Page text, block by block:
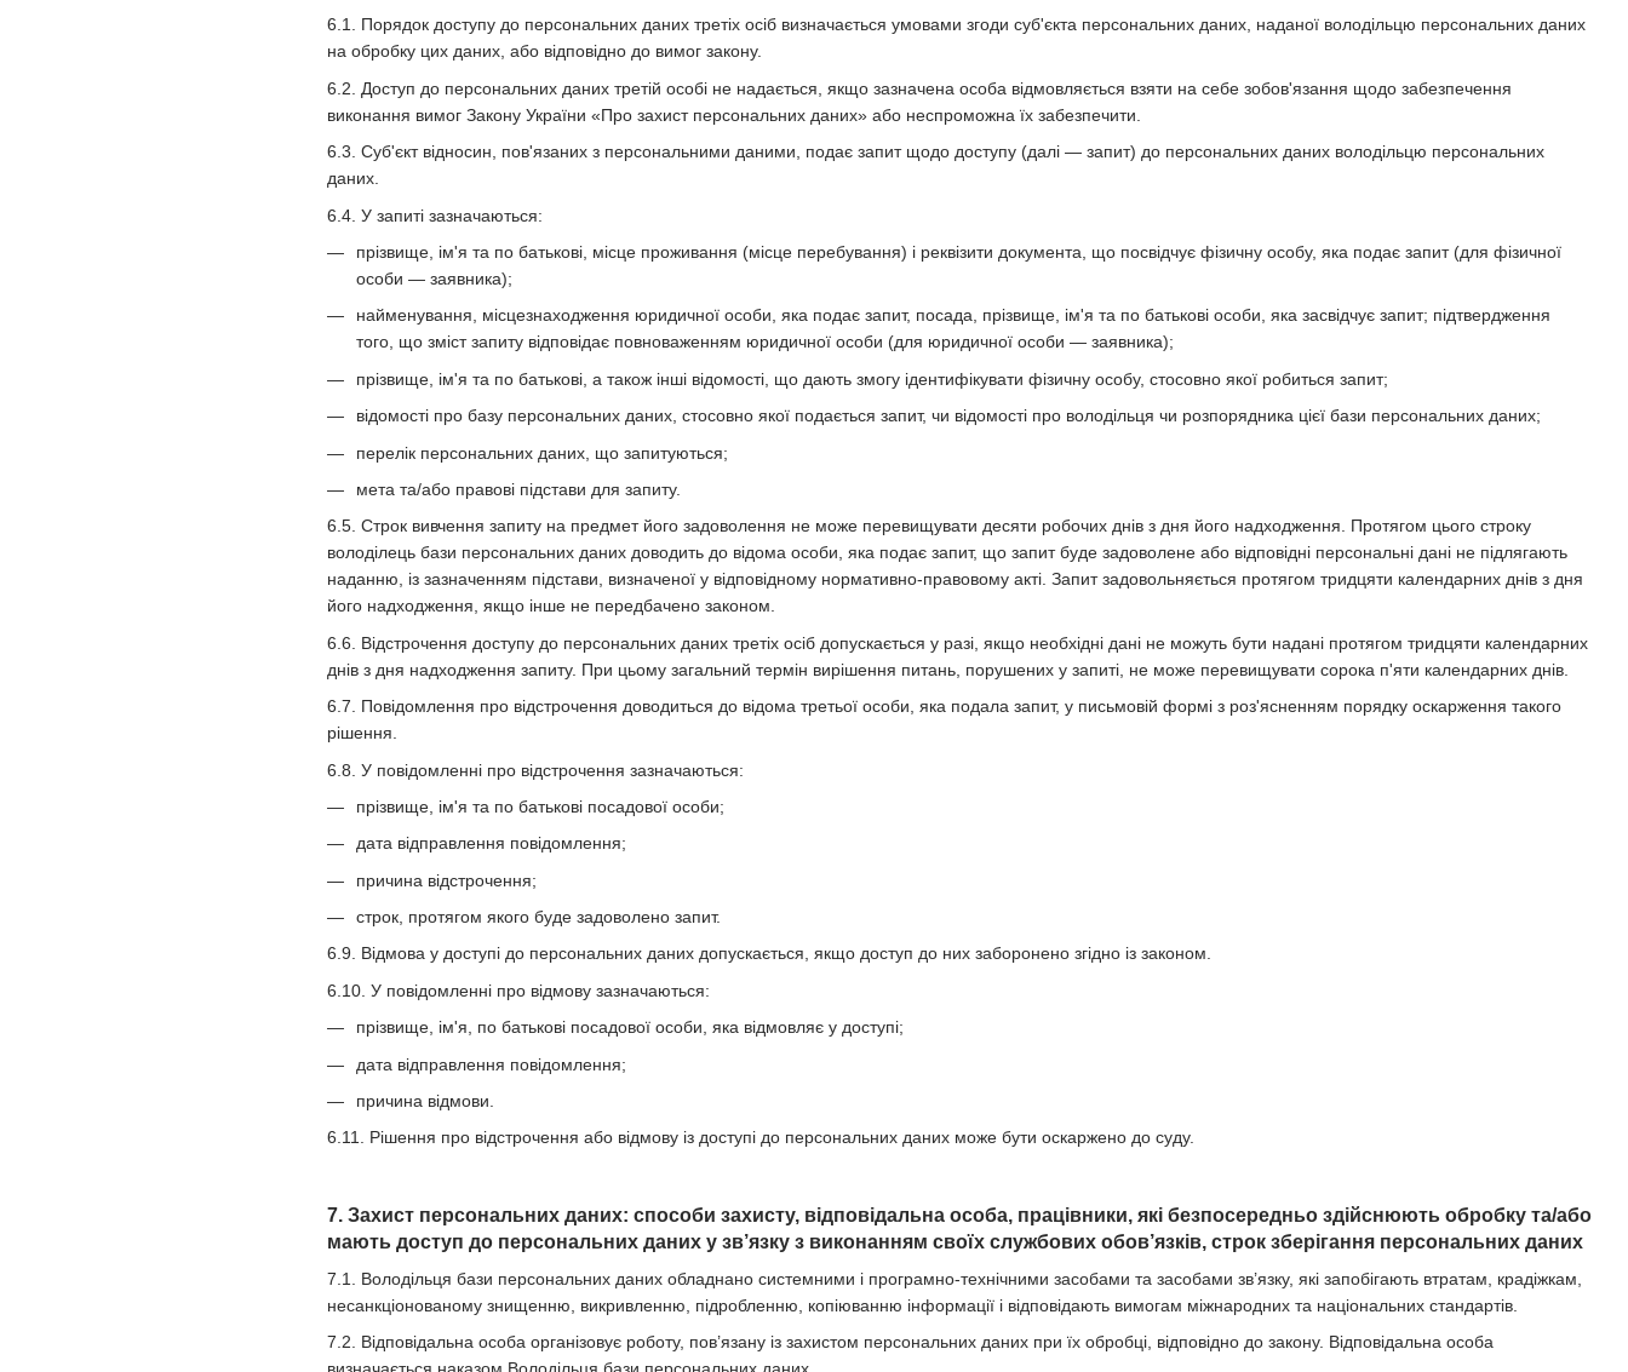
6.1. Порядок доступу до персональних даних третіх осіб визначається умовами згоди суб'єкта персональних даних, наданої володільцю персональних даних
на обробку цих даних, або відповідно до вимог закону.
6.2. Доступ до персональних даних третій особі не надається, якщо зазначена особа відмовляється взяти на себе зобов'язання щодо забезпечення
виконання вимог Закону України «Про захист персональних даних» або неспроможна їх забезпечити.
6.3. Суб'єкт відносин, пов'язаних з персональними даними, подає запит щодо доступу (далі — запит) до персональних даних володільцю персональних
даних.
6.4. У запиті зазначаються:
прізвище, ім'я та по батькові, місце проживання (місце перебування) і реквізити документа, що посвідчує фізичну особу, яка подає запит (для фізичної
особи — заявника);
найменування, місцезнаходження юридичної особи, яка подає запит, посада, прізвище, ім'я та по батькові особи, яка засвідчує запит; підтвердження
того, що зміст запиту відповідає повноваженням юридичної особи (для юридичної особи — заявника);
прізвище, ім'я та по батькові, а також інші відомості, що дають змогу ідентифікувати фізичну особу, стосовно якої робиться запит;
відомості про базу персональних даних, стосовно якої подається запит, чи відомості про володільця чи розпорядника цієї бази персональних даних;
перелік персональних даних, що запитуються;
мета та/або правові підстави для запиту.
6.5. Строк вивчення запиту на предмет його задоволення не може перевищувати десяти робочих днів з дня його надходження. Протягом цього строку
володілець бази персональних даних доводить до відома особи, яка подає запит, що запит буде задоволене або відповідні персональні дані не підлягають
наданню, із зазначенням підстави, визначеної у відповідному нормативно-правовому акті. Запит задовольняється протягом тридцяти календарних днів з дня
його надходження, якщо інше не передбачено законом.
6.6. Відстрочення доступу до персональних даних третіх осіб допускається у разі, якщо необхідні дані не можуть бути надані протягом тридцяти календарних
днів з дня надходження запиту. При цьому загальний термін вирішення питань, порушених у запиті, не може перевищувати сорока п'яти календарних днів.
6.7. Повідомлення про відстрочення доводиться до відома третьої особи, яка подала запит, у письмовій формі з роз'ясненням порядку оскарження такого
рішення.
6.8. У повідомленні про відстрочення зазначаються:
прізвище, ім'я та по батькові посадової особи;
дата відправлення повідомлення;
причина відстрочення;
строк, протягом якого буде задоволено запит.
6.9. Відмова у доступі до персональних даних допускається, якщо доступ до них заборонено згідно із законом.
6.10. У повідомленні про відмову зазначаються:
прізвище, ім'я, по батькові посадової особи, яка відмовляє у доступі;
дата відправлення повідомлення;
причина відмови.
6.11. Рішення про відстрочення або відмову із доступі до персональних даних може бути оскаржено до суду.
7. Захист персональних даних: способи захисту, відповідальна особа, працівники, які безпосередньо здійснюють обробку та/або
мають доступ до персональних даних у зв’язку з виконанням своїх службових обов’язків, строк зберігання персональних даних
7.1. Володільця бази персональних даних обладнано системними і програмно-технічними засобами та засобами зв’язку, які запобігають втратам, крадіжкам,
несанкціонованому знищенню, викривленню, підробленню, копіюванню інформації і відповідають вимогам міжнародних та національних стандартів.
7.2. Відповідальна особа організовує роботу, пов’язану із захистом персональних даних при їх обробці, відповідно до закону. Відповідальна особа